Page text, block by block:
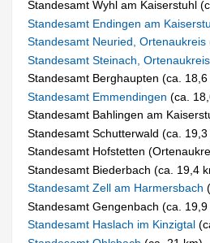
Standesamt Wyhl am Kaiserstuhl
Standesamt Endingen am
Standesamt Neuried, Ortenaukreis
Standesamt Steinach,
Standesamt Berghaupten (ca. 18,6
Standesamt Emmendingen(ca.
Standesamt Bahlingen am
Standesamt Schutterwald (ca. 19,3
Standesamt Hofstetten
Standesamt Biederbach (ca. 19,4
Standesamt Zell am Harmersbach
Standesamt Gengenbach (ca. 19,9
Standesamt Haslach im Kinzigtal